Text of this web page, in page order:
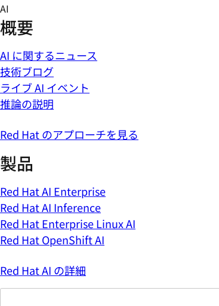
Skip
to
content
AI
概要
AI に関するニュース
技術ブログ
ライブ AI イベント
推論の説明
Red Hat のアプローチを見る
製品
Red Hat AI Enterprise
Red Hat AI Inference
Red Hat Enterprise Linux AI
Red Hat OpenShift AI
Red Hat AI の詳細